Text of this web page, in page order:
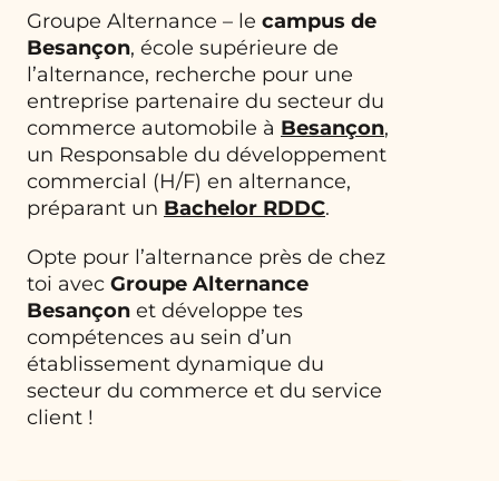
Groupe Alternance – le campus de
Besançon, école supérieure de
l’alternance, recherche pour une
entreprise partenaire du secteur du
commerce automobile à Besançon,
un Responsable du développement
commercial (H/F) en alternance,
préparant un Bachelor RDDC.
Opte pour l’alternance près de chez
toi avec Groupe Alternance
Besançon et développe tes
compétences au sein d’un
établissement dynamique du
secteur du commerce et du service
client !